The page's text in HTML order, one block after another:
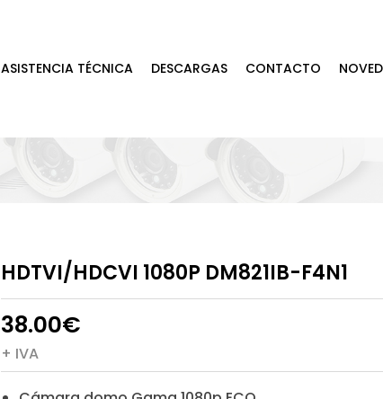
ASISTENCIA TÉCNICA DESCARGAS CONTACTO
HDTVI/HDCVI 1080P DM821IB-F4N1
38.00€
+ IVA